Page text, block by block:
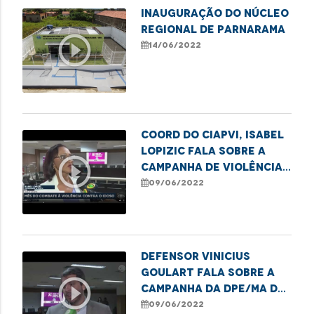
play_circle_outline
Inauguração do Núcleo
Regional de Parnarama
14/06/2022
play_circle_outline
Coord do CIAPVI, Isabel
Lopizic fala sobre a
Campanha de Violência
contra os idosos
09/06/2022
play_circle_outline
Defensor Vinicius
Goulart fala sobre a
campanha da DPE/MA de
combate a violência
09/06/2022